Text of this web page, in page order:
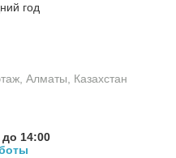
год
Алматы, Казахстан
до 14:00